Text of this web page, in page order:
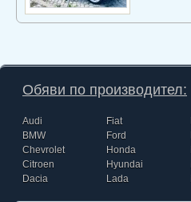
Обяви по производител:
Audi
BMW
Chevrolet
Citroen
Dacia
Fiat
Ford
Honda
Hyundai
Lada